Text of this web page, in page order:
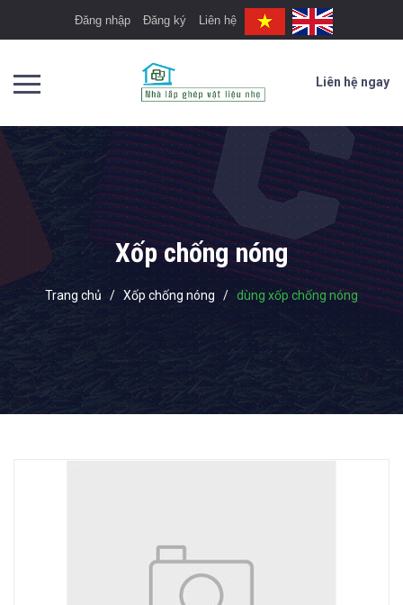
Đăng nhập Đăng ký Liên hệ
Liên hệ ngay
Xốp chống nóng
Trang chủ / Xốp chống nóng / dùng xốp chống nóng